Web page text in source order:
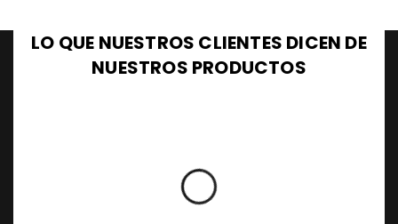
LO QUE NUESTROS CLIENTES DICEN DE
NUESTROS PRODUCTOS